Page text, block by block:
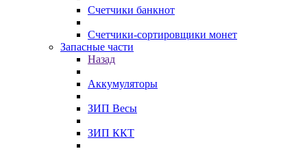
Счетчики банкнот
Счетчики-сортировщики монет
Запасные части
Назад
Аккумуляторы
ЗИП Весы
ЗИП ККТ